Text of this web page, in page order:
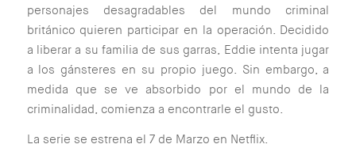
personajes desagradables del mundo criminal
británico quieren participar en la operación. Decidido
a liberar a su familia de sus garras, Eddie intenta jugar
a los gánsteres en su propio juego. Sin embargo, a
medida que se ve absorbido por el mundo de la
criminalidad, comienza a encontrarle el gusto.
La serie se estrena el 7 de Marzo en Netflix.